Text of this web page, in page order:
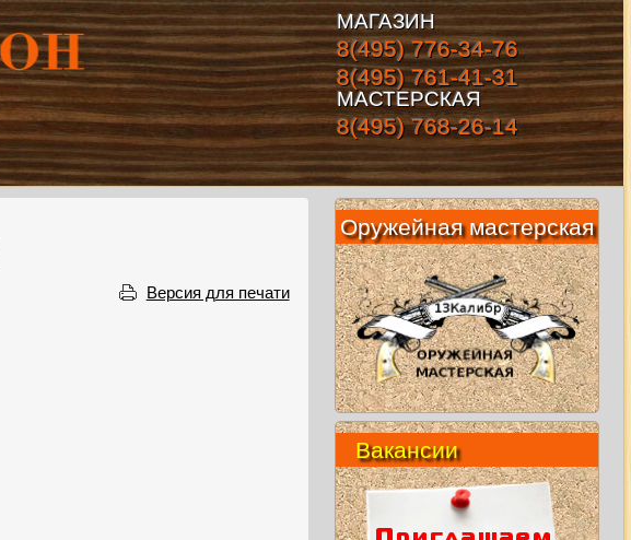
МАГАЗИН
8(495) 776-34-76
8(495) 761-41-31
МАСТЕРСКАЯ
8(495) 768-26-14
Версия для печати
Оружейная мастерская
Вакансии